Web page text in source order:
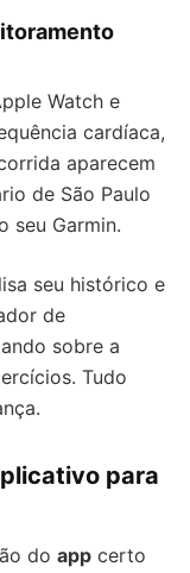
Watch e
cardíaca,
aparecem
de São Paulo
seu Garmin.
seu histórico e
de
sobre a
Tudo
para
do app certo